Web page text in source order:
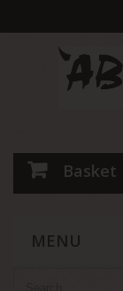
Basket
MENU